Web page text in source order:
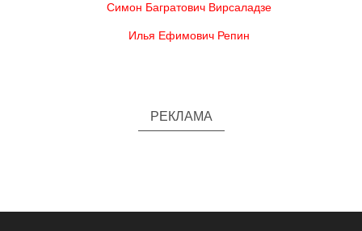
Симон Багратович Вирсаладзе
Илья Ефимович Репин
РЕКЛАМА